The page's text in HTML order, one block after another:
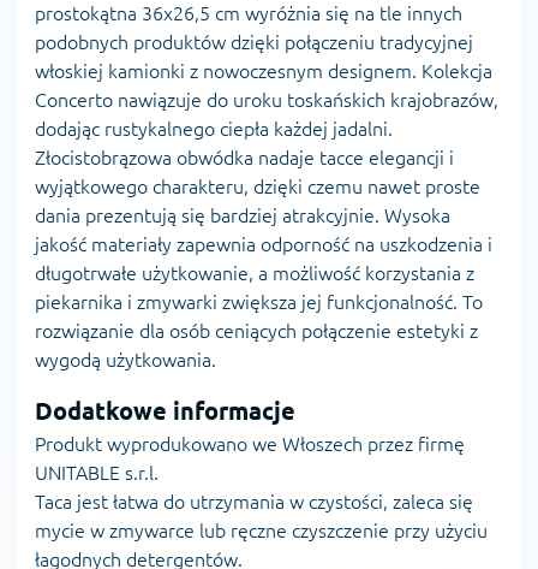
prostokątna 36x26,5 cm wyróżnia się na tle innych
podobnych produktów dzięki połączeniu tradycyjnej
włoskiej kamionki z nowoczesnym designem. Kolekcja
Concerto nawiązuje do uroku toskańskich krajobrazów,
dodając rustykalnego ciepła każdej jadalni.
Złocistobrązowa obwódka nadaje tacce elegancji i
wyjątkowego charakteru, dzięki czemu nawet proste
dania prezentują się bardziej atrakcyjnie. Wysoka
jakość materiały zapewnia odporność na uszkodzenia i
długotrwałe użytkowanie, a możliwość korzystania z
piekarnika i zmywarki zwiększa jej funkcjonalność. To
rozwiązanie dla osób ceniących połączenie estetyki z
wygodą użytkowania.
Dodatkowe informacje
Produkt wyprodukowano we Włoszech przez firmę
UNITABLE s.r.l.
Taca jest łatwa do utrzymania w czystości, zaleca się
mycie w zmywarce lub ręczne czyszczenie przy użyciu
łagodnych detergentów.